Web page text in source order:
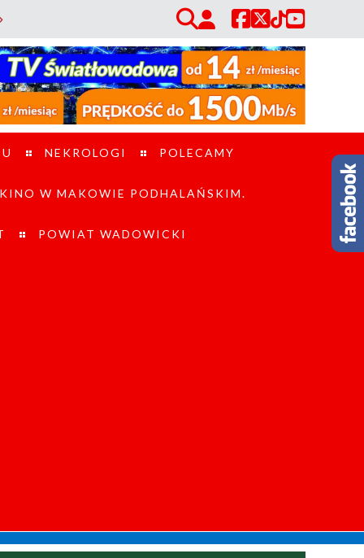
drogowi w powiecie suskim. W ciągu jednego dnia policja
NEKROLOGI POLECAMY
KINO W MAKOWIE PODHALAŃSKIM.
POWIAT WADOWICKI